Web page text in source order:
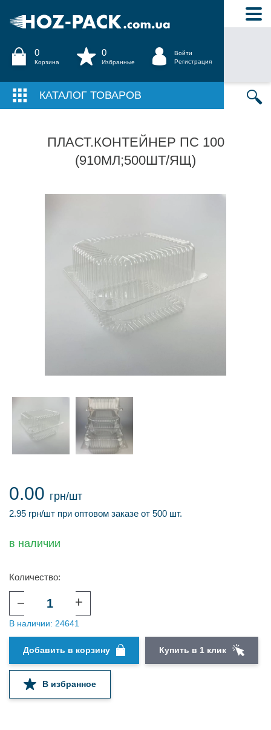
0
Корзина
0
Избранные
Войти
Регистрация
КАТАЛОГ ТОВАРОВ
ПЛАСТ.КОНТЕЙНЕР ПС 100
(910МЛ;500ШТ/ЯЩ)
0.00 грн/шт
2.95 грн/шт при оптовом заказе от 500 шт.
в наличии
Количество:
+
–
В наличии: 24641
шт.
Добавить в корзину
Купить в 1 клик
В избранное